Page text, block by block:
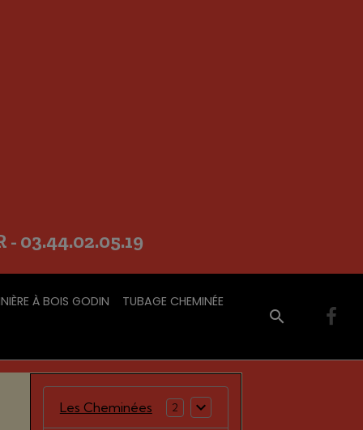
03.44.02.05.19
À BOIS GODIN TUBAGE CHEMINÉE
Les Cheminées 2